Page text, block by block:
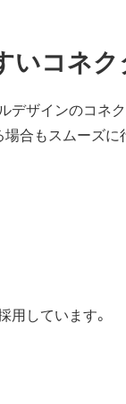
いコネ
ザインのコネ
合もスムーズに
しています。